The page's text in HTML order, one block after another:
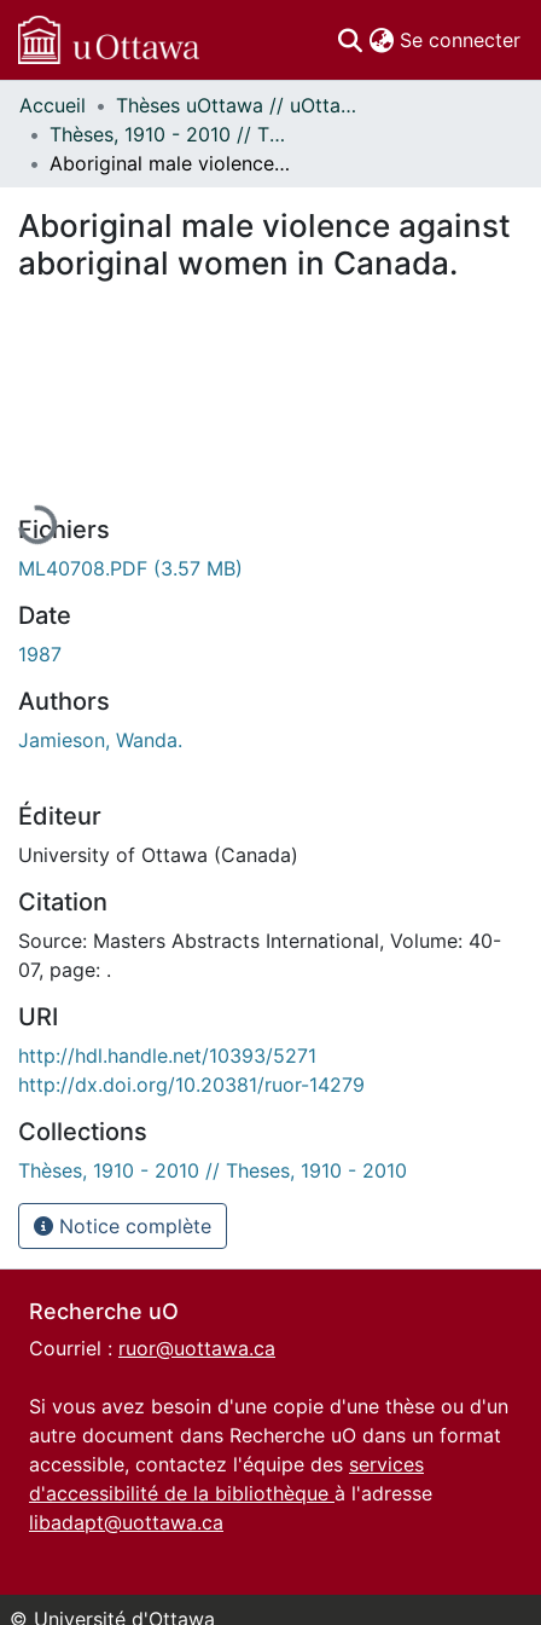
Se connecter
Communautés
et collections
Parcourir
À propos
Accueil
Thèses uOttawa // uOttawa Theses
Thèses, 1910 - 2010 // Theses, 1910 - 2010
Aboriginal male violence against aboriginal women in Canada.
Aboriginal male violence against
aboriginal women in Canada.
Fichiers
ML40708.PDF (3.57 MB)
Date
1987
Authors
Jamieson, Wanda.
Éditeur
University of Ottawa (Canada)
Citation
Source: Masters Abstracts International, Volume: 40-
07, page: .
URI
http://hdl.handle.net/10393/5271
http://dx.doi.org/10.20381/ruor-14279
Collections
Thèses, 1910 - 2010 // Theses, 1910 - 2010
Notice complète
Recherche uO
Courriel : ruor@uottawa.ca
Si vous avez besoin d'une copie d'une thèse ou d'un
autre document dans Recherche uO dans un format
accessible, contactez l'équipe des services
d'accessibilité de la bibliothèque à l'adresse
libadapt@uottawa.ca
© Université d'Ottawa